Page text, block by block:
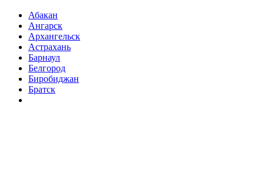
Абакан
Ангарск
Архангельск
Астрахань
Барнаул
Белгород
Биробиджан
Братск